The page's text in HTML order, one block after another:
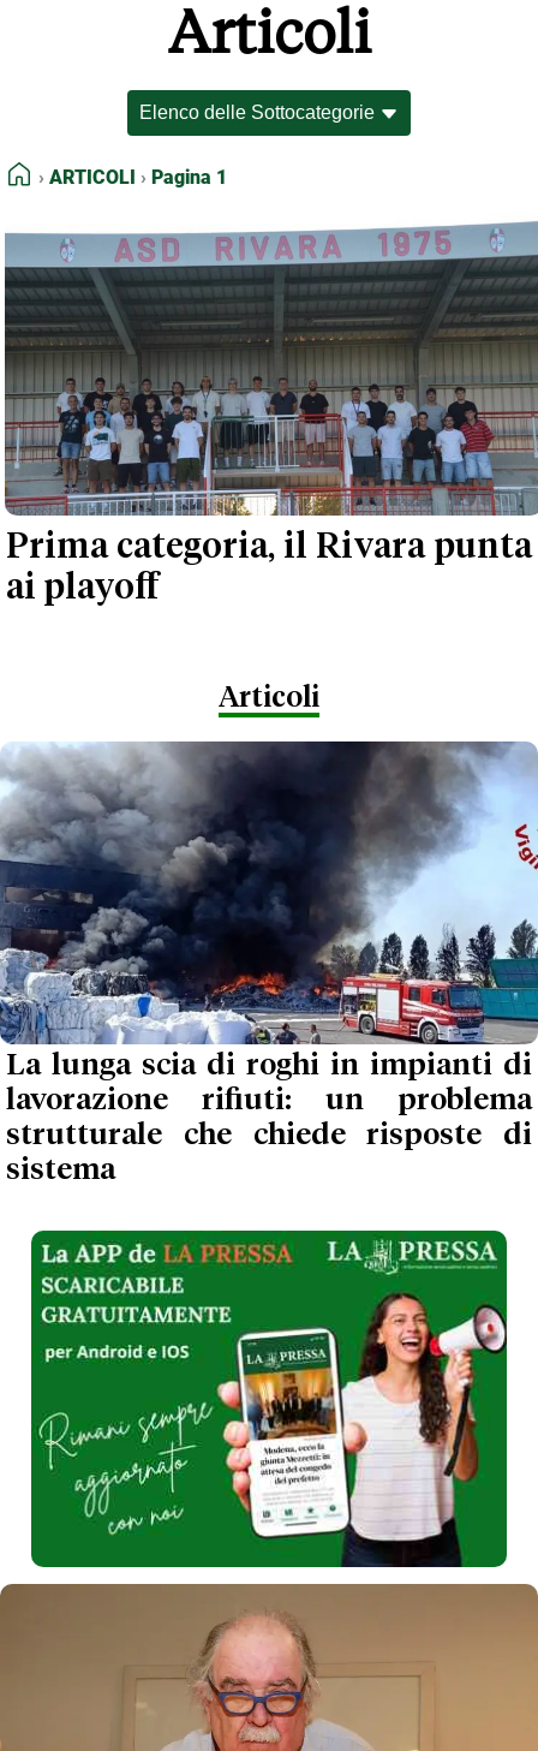
NORMATIVE DEONTOLOGICHE
TERMINI e CONDIZIONI
Articoli
HOME
ARTICOLI Pagina 1
Prima categoria, il Rivara punta
ai playoff
Articoli
La lunga scia di roghi in impianti di
lavorazione rifiuti: un problema
strutturale che chiede risposte di
sistema